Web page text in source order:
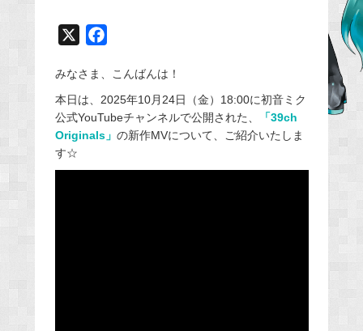
c
e
b
o
みなさま、こんばんは！
本日は、2025年10月24日（金）18:00に初音ミク
公式YouTubeチャンネルで公開された、
「39ch
Originals」 の新作MVについて、ご紹介いたしま
す☆